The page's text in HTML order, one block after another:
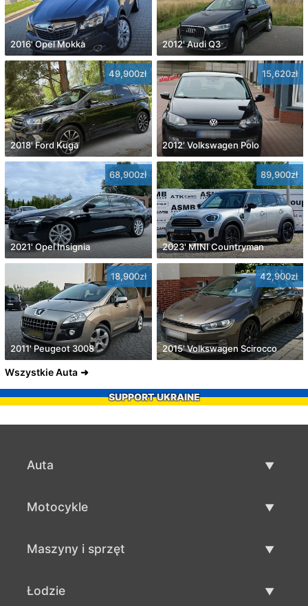
2016' Opel Mokka 2012' Audi Q3
49,900zł
2018' Ford Kuga
15,620zł
2012' Volkswagen Polo
68,900zł
2021' Opel Insignia
89,900zł
2023' MINI Countryman
18,900zł
2011' Peugeot 3008
42,900zł
2015' Volkswagen Scirocco
Wszystkie Auta
SUPPORT UKRAINE
Auta
Motocykle
Maszyny i sprzęt
Łodzie